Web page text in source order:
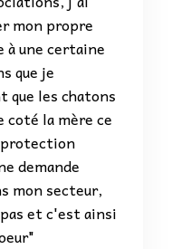
mon propre
une certaine
que je
que les chatons
la mère ce
demande
mon secteur,
et c'est ainsi